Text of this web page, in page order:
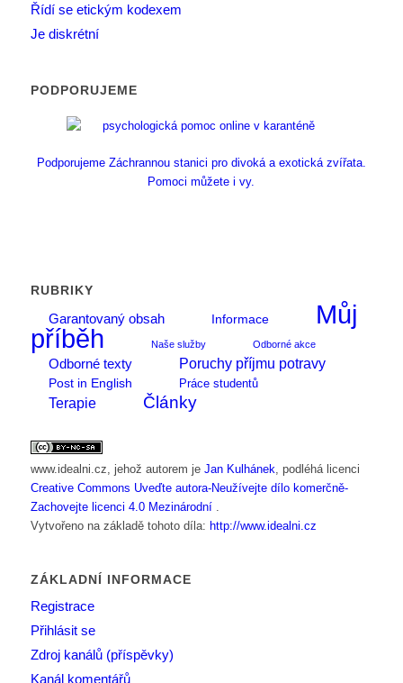
Řídí se etickým kodexem
Je diskrétní
PODPORUJEME
Podporujeme Záchrannou stanici pro divoká a exotická zvířata.
Pomoci můžete i vy.
RUBRIKY
Garantovaný obsah
Informace
Můj
příběh
Naše služby Odborné akce
Odborné texty Poruchy příjmu potravy
Post in English Práce studentů
Terapie Články
www.idealni.cz, jehož autorem je Jan Kulhánek, podléhá licenci
Creative Commons Uveďte autora-Neužívejte dílo komerčně-
Zachovejte licenci 4.0 Mezinárodní .
Vytvořeno na základě tohoto díla: http://www.idealni.cz
ZÁKLADNÍ INFORMACE
Registrace
Přihlásit se
Zdroj kanálů (příspěvky)
Kanál komentářů